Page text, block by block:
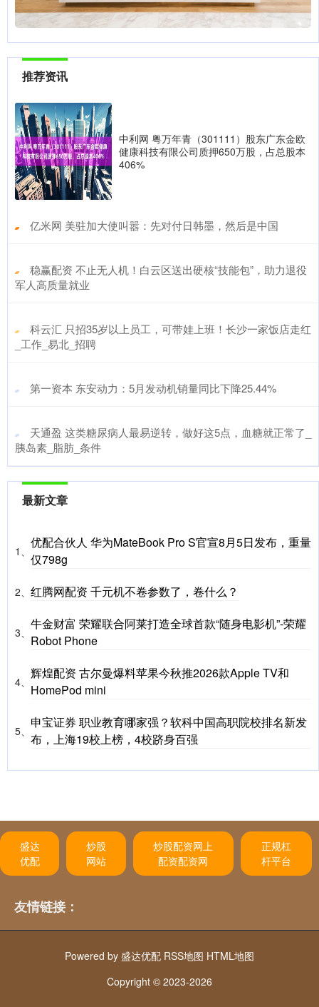
推荐资讯
中利网 粤万年青（301111）股东广东金欧
健康科技有限公司质押650万股，占总股本
406%
​亿米网 美驻加大使叫嚣：先对付日韩墨，然后是中国
​稳赢配资 不止无人机！白云区送出硬核“技能包”，助力退役
军人高质量就业
​科云汇 只招35岁以上员工，可带娃上班！长沙一家饭店走红
_工作_易北_招聘
​第一资本 东安动力：5月发动机销量同比下降25.44%
​天通盈 这类糖尿病人最易逆转，做好这5点，血糖就正常了_
胰岛素_脂肪_条件
最新文章
1、
优配合伙人 华为MateBook Pro S官宣8月5日发布，重量
仅798g
2、 红腾网配资 千元机不卷参数了，卷什么？
3、
牛金财富 荣耀联合阿莱打造全球首款“随身电影机”-荣耀
Robot Phone
4、
辉煌配资 古尔曼爆料苹果今秋推2026款Apple TV和
HomePod mini
5、
申宝证券 职业教育哪家强？软科中国高职院校排名新发
布，上海19校上榜，4校跻身百强
盛达
优配
炒股
网站
炒股配资网上
配资配资网
正规杠
杆平台
友情链接：
Powered by 盛达优配 RSS地图 HTML地图
Copyright © 2023-2026